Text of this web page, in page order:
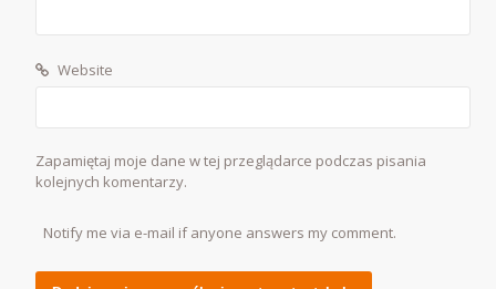
Website
Zapamiętaj moje dane w tej przeglądarce podczas pisania
kolejnych komentarzy.
Notify me via e-mail if anyone answers my comment.